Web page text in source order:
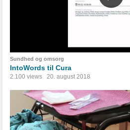
Sundhed og omsorg
IntoWords til Cura
2.100 views 20. august 2018